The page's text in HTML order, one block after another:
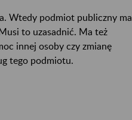
Wtedy podmiot publiczny ma
to uzasadnić. Ma też
innej osoby czy zmianę
tego podmiotu.